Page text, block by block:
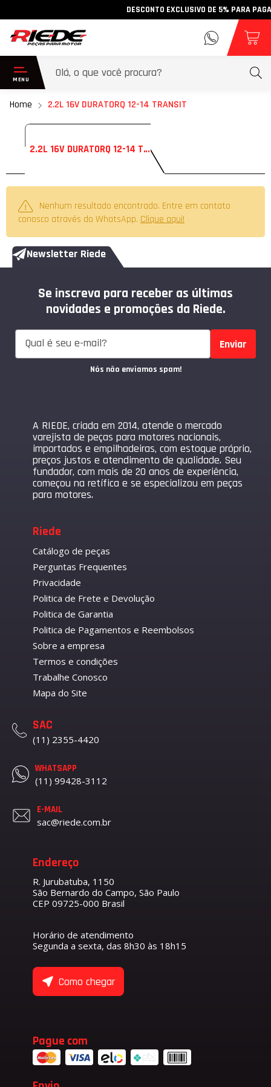
DESCONTO EXCLUSIVO DE 5% PARA
Home 2.2L 16V DURATORQ 12-14 TRANSIT
2.2L 16V DURATORQ 12-14 TRANSIT
Nenhum resultado encontrado. Entre em contato
conosco através do WhatsApp. Clique aqui!
Newsletter Riede
Se inscreva para receber as últimas
novidades e promoções da Riede.
Enviar
Nós não enviamos spam!
A RIEDE, criada em 2014, atende o mercado
varejista de peças para motores nacionais,
importados e empilhadeiras, com estoque próprio,
preços justos e atendimento de qualidade. Seu
fundador, com mais de 20 anos de experiência,
começou na retífica e se especializou em peças
para motores.
Riede
Catálogo de peças
Perguntas Frequentes
Privacidade
Politica de Frete e Devolução
Politica de Garantia
Politica de Pagamentos e Reembolsos
Sobre a empresa
Termos e condições
Trabalhe Conosco
Mapa do Site
SAC
(11) 2355-4420
WHATSAPP
(11) 99428-3112
E-MAIL
sac@riede.com.br
Endereço
R. Jurubatuba, 1150
São Bernardo do Campo, São Paulo
CEP 09725-000 Brasil
Horário de atendimento
Segunda a sexta, das 8h30 às 18h15
Como chegar
Pague com